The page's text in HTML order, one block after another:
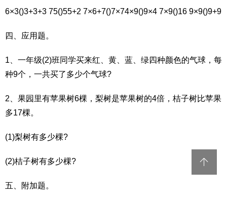
6×3()3+3+3 75()55+2 7×6+7()7×74×9()9×4 7×9()16 9×9()9+9
四、应用题。
1、一年级(2)班同学买来红、黄、蓝、绿四种颜色的气球，每
种9个，一共买了多少个气球?
2、果园里有苹果树6棵，梨树是苹果树的4倍，桔子树比苹果
多17棵。
(1)梨树有多少棵?
(2)桔子树有多少棵?
五、附加题。